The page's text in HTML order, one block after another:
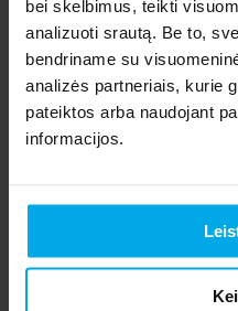
bei skelbimus, teikti
analizuoti srautą. Be to,
bendriname su
analizės partneriais, kurie
pateiktos arba naudojant
informacijos.